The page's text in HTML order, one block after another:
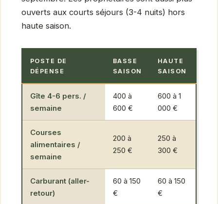
ouverts aux courts séjours (3-4 nuits) hors
haute saison.
POSTE DE
DÉPENSE
BASSE
SAISON
HAUTE
SAISON
Gîte 4-6 pers. /
semaine
400 à
600 €
600 à 1
000 €
Courses
alimentaires /
semaine
200 à
250 €
250 à
300 €
Carburant (aller-
retour)
60 à 150
€
60 à 150
€